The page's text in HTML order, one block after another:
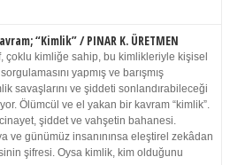
“Kimlik” / PINAR K. ÜRETMEN
çoklu kimliğe sahip, bu kimlikleriyle kişisel
yapmış ve barışmış
savaşlarını ve şiddeti sonlandırabileceği
Ölümcül ve el yakan bir kavram “kimlik”.
şiddet ve vahşetin bahanesi.
ve günümüz insanınınsa eleştirel zekâdan
şifresi. Oysa kimlik, kim olduğunu